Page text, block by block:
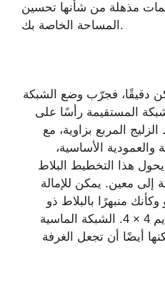
مذهلة من شأنها تحسين
المساحة الخاصة بك.
دقيقًا، فجرّب وضع الشبكة
المستقيمة رأسًا على
المربع بزاوية، مع
الأساسية،
هذا التخطيط البلاط
إلى معين. يمكن للإمالة
منبهرًا بالبلاط ذو
الشكل الفاخر ولكنه كله قديم 4 × 4. الشبكة الماسية
أيضًا أن تجعل الغرفة